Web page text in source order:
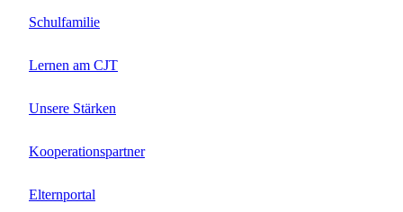
Schulfamilie
Lernen am CJT
Unsere Stärken
Kooperationspartner
Elternportal